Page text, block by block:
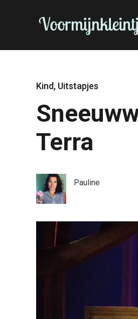
Kind, Uitstapjes
Terra
Pauline